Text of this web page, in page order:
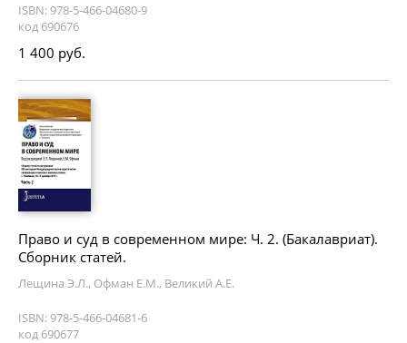
ISBN: 978-5-466-04680-9
код 690676
1 400 руб.
Право и суд в современном мире: Ч. 2. (Бакалавриат).
Сборник статей.
Лещина Э.Л., Офман Е.М., Великий А.Е.
ISBN: 978-5-466-04681-6
код 690677